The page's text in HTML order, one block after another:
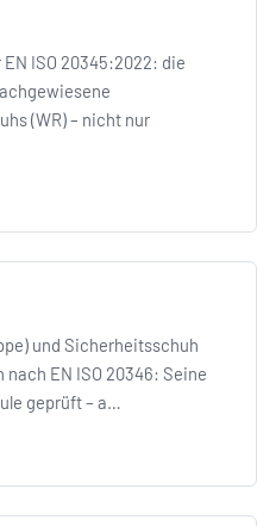
ISO 20345:2022: die
(WR) – nicht nur
und Sicherheitsschuh
EN ISO 20346: Seine
geprüft – a…